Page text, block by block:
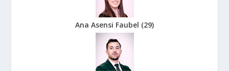
Ana Asensi Faubel (29)